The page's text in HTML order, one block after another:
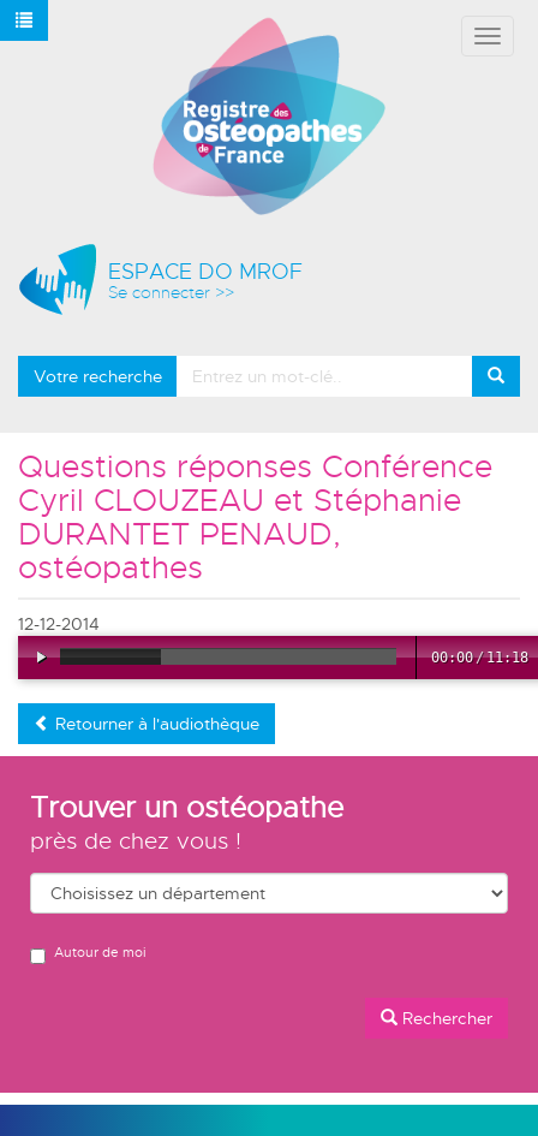
ESPACE DO MROF
Se connecter >>
Votre recherche
Questions réponses Conférence
Cyril CLOUZEAU et Stéphanie
DURANTET PENAUD,
ostéopathes
12-12-2014
00:00/11:18
Retourner à l'audiothèque
Trouver un ostéopathe
près de chez vous !
Autour de moi
Rechercher